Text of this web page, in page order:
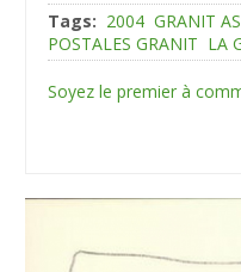
Tags: 2004 GRANIT
POSTALES GRANIT LA
Soyez le premier à